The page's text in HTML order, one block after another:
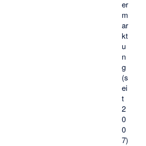
er
m
ar
kt
u
n
g
(s
ei
t
2
0
0
7)